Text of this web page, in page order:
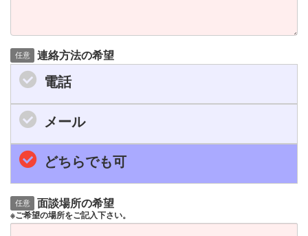
任意 連絡方法の希望
電話
メール
どちらでも可
任意 面談場所の希望
※ご希望の場所をご記入下さい。